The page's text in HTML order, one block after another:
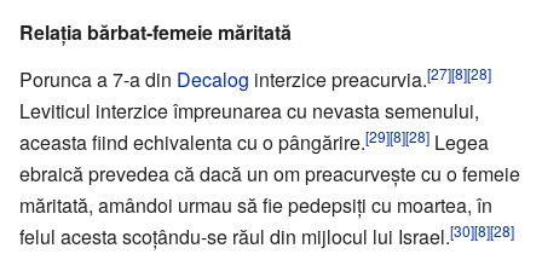
Relația bărbat-femeie măritată
Porunca a 7-a din Decalog interzice preacurvia.[27][8][28]
Leviticul interzice împreunarea cu nevasta semenului,
aceasta fiind echivalenta cu o pângărire.[29][8][28] Legea
ebraică prevedea că dacă un om preacurvește cu o femeie
măritată, amândoi urmau să fie pedepsiți cu moartea, în
felul acesta scoțându-se răul din mijlocul lui Israel.[30][8][28]